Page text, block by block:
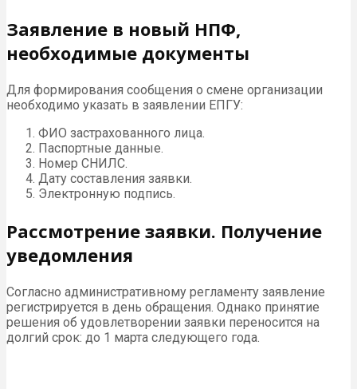
Заявление в новый НПФ,
необходимые документы
Для формирования сообщения о смене организации
необходимо указать в заявлении ЕПГУ:
ФИО застрахованного лица.
Паспортные данные.
Номер СНИЛС.
Дату составления заявки.
Электронную подпись.
Рассмотрение заявки. Получение
уведомления
Согласно административному регламенту заявление
регистрируется в день обращения. Однако принятие
решения об удовлетворении заявки переносится на
долгий срок: до 1 марта следующего года.